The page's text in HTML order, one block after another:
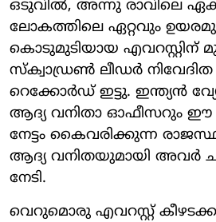
ഒടുവിൽ, അന്നു രാവിലെ
ലോകത്തിലെ ഏറ്റവും
കൊടുമുടിയായ എവറസ്റ്റിന്
സ്ക്വാഡ്രൺ ലീഡർ നിവേദിത
റെക്കോർഡ് ഇട്ടു. ഇന്ത്യൻ
ആദ്യ വനിതാ ഓഫീസറും
നേട്ടം കൈവരിക്കുന്ന
ആദ്യ വനിതയുമായി അവർ
നേടി.
വെറുമൊരു എവറസ്റ്റ്